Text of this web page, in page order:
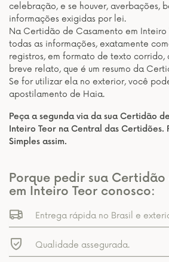
celebração, e se houver, averbações,
informações exigidas por lei.
Na Certidão de Casamento em Inteiro
todas as informações, exatamente
registros, em formato de texto
breve relato, que é um resumo da
Se for utilizar ela no exterior, você
apostilamento de Haia.
Peça a segunda via da sua Certidão
Inteiro Teor na Central das Certidões.
Simples assim.
Porque pedir sua Certidão
em Inteiro Teor conosco:
Entrega rápida no Brasil e
Qualidade assegurada.